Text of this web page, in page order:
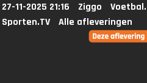
27-11-2025 21:16 Ziggo
Sporten.TV
Alle afleveringen